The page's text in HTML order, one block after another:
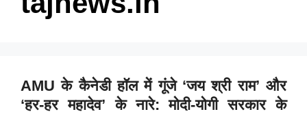
AMU के कैनेडी हॉल में गूंजे ‘जय श्री राम’ और
‘हर-हर महादेव’ के नारे: मोदी-योगी सरकार के